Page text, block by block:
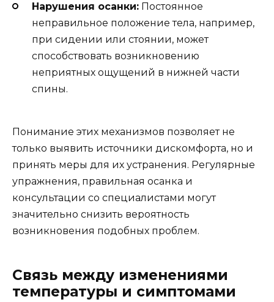
Нарушения осанки: Постоянное
неправильное положение тела, например,
при сидении или стоянии, может
способствовать возникновению
неприятных ощущений в нижней части
спины.
Понимание этих механизмов позволяет не
только выявить источники дискомфорта, но и
принять меры для их устранения. Регулярные
упражнения, правильная осанка и
консультации со специалистами могут
значительно снизить вероятность
возникновения подобных проблем.
Связь между изменениями
температуры и симптомами